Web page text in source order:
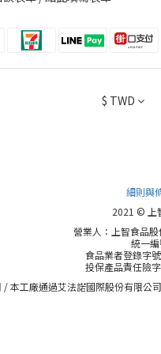
$ TWD
細則與
2021 © 上
營業人：上智食品
統一
食品業者登錄字
投保產品責任險
/ 本工廠通過艾法諾國際股份有限公司